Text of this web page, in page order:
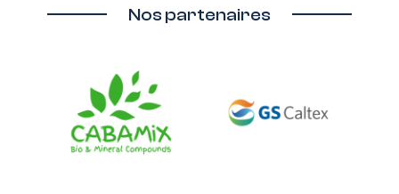
Nos partenaires